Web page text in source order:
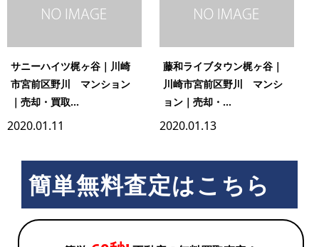
サニーハイツ梶ヶ谷｜川崎
市宮前区野川 マンション
｜売却・買取...
2020.01.11
藤和ライブタウン梶ヶ谷｜
川崎市宮前区野川 マンシ
ョン｜売却・...
2020.01.13
簡単無料査定はこちら